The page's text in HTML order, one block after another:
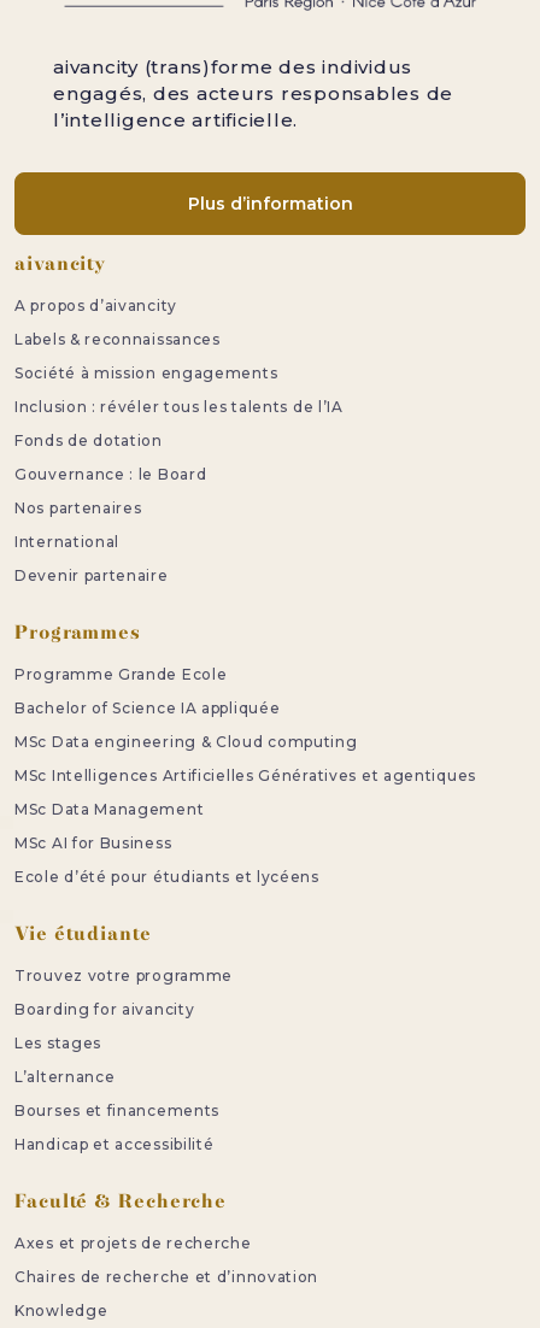
aivancity (trans)forme des individus
engagés, des acteurs responsables de
l’intelligence artificielle.
Plus d’information
Pied de page
aivancity
A propos d’aivancity
Labels & reconnaissances
Société à mission engagements
Inclusion : révéler tous les talents de l’IA
Fonds de dotation
Gouvernance : le Board
Nos partenaires
International
Devenir partenaire
Programmes
Programme Grande Ecole
Bachelor of Science IA appliquée
MSc Data engineering & Cloud computing
MSc Intelligences Artificielles Génératives et agentiques
MSc Data Management
MSc AI for Business
Ecole d’été pour étudiants et lycéens
Vie étudiante
Trouvez votre programme
Boarding for aivancity
Les stages
L’alternance
Bourses et financements
Handicap et accessibilité
Faculté & Recherche
Axes et projets de recherche
Chaires de recherche et d’innovation
Knowledge